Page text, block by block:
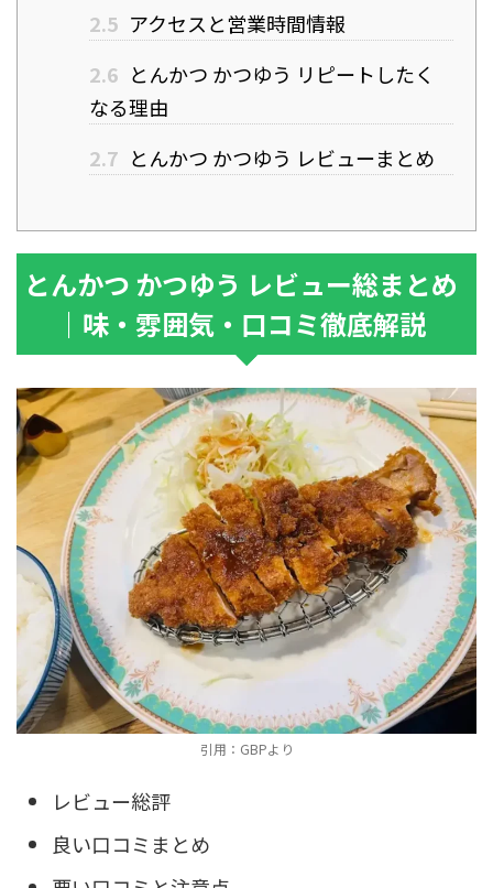
2.5 アクセスと営業時間情報
2.6 とんかつ かつゆう リピートしたく
なる理由
2.7 とんかつ かつゆう レビューまとめ
とんかつ かつゆう レビュー総まとめ
｜味・雰囲気・口コミ徹底解説
引用：GBPより
レビュー総評
良い口コミまとめ